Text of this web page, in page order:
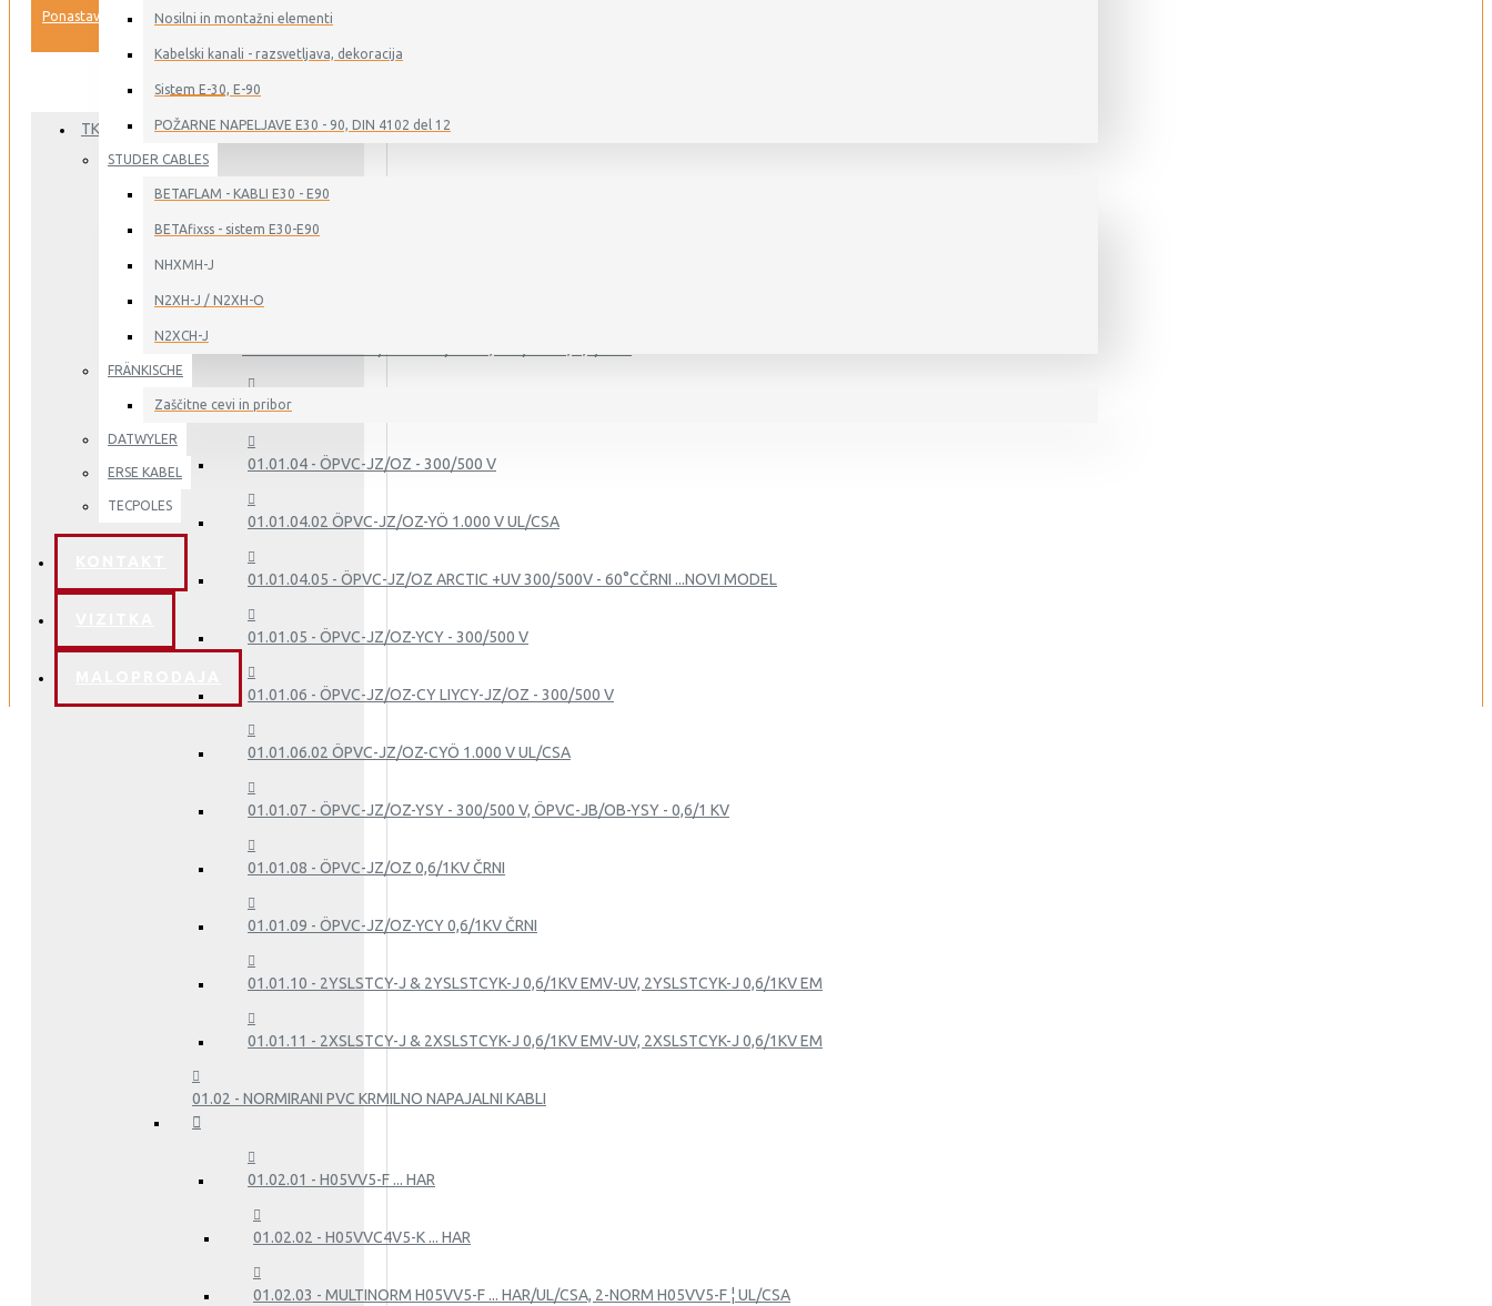
Nosilni in montažni elementi
Kabelski kanali - razsvetljava, dekoracija
Sistem E-30, E-90
POŽARNE NAPELJAVE E30 - 90, DIN 4102 del 12
STUDER CABLES
BETAFLAM - KABLI E30 - E90
BETAfixss - sistem E30-E90
NHXMH-J
N2XH-J / N2XH-O
N2XCH-J
FRÄNKISCHE
Zaščitne cevi in pribor
DATWYLER
ERSE KABEL
TECPOLES
Ponastavi IŠČI
TKD KABEL
01. - GIBLJIVI KABLI ZA INDUSTRIJO
01.01 - PVC - KRMILNO NAPAJALNI KABLI
01.01.02 - ÖPVC-JB/OB-YCY - 300/500 V, 0,6/1 KV
01.01.04 - ÖPVC-JZ/OZ - 300/500 V
01.01.04.02 ÖPVC-JZ/OZ-YÖ 1.000 V UL/CSA
01.01.04.05 - ÖPVC-JZ/OZ ARCTIC +UV 300/500V - 60°CČRNI ...NOVI MODEL
01.01.05 - ÖPVC-JZ/OZ-YCY - 300/500 V
01.01.06 - ÖPVC-JZ/OZ-CY LIYCY-JZ/OZ - 300/500 V
01.01.06.02 ÖPVC-JZ/OZ-CYÖ 1.000 V UL/CSA
01.01.07 - ÖPVC-JZ/OZ-YSY - 300/500 V, ÖPVC-JB/OB-YSY - 0,6/1 KV
01.01.08 - ÖPVC-JZ/OZ 0,6/1KV ČRNI
01.01.09 - ÖPVC-JZ/OZ-YCY 0,6/1KV ČRNI
01.01.10 - 2YSLSTCY-J & 2YSLSTCYK-J 0,6/1KV EMV-UV, 2YSLSTCYK-J 0,6/1KV EM
01.01.11 - 2XSLSTCY-J & 2XSLSTCYK-J 0,6/1KV EMV-UV, 2XSLSTCYK-J 0,6/1KV EM
01.02 - NORMIRANI PVC KRMILNO NAPAJALNI KABLI
01.02.01 - H05VV5-F ... HAR
01.02.02 - H05VVC4V5-K ... HAR
01.02.03 - MULTINORM H05VV5-F ... HAR/UL/CSA, 2-NORM H05VV5-F ¦ UL/CSA